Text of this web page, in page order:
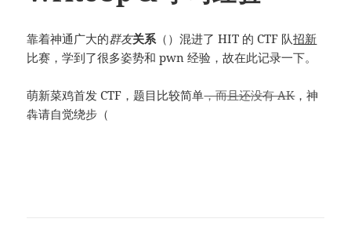
靠着神通广大的群友关系 （）混进了 HIT 的 CTF 队招新
比赛，学到了很多姿势和 pwn 经验，故在此记录一下。
萌新菜鸡首发 CTF，题目比较简单，而且还没有 AK，神
犇请自觉绕步（